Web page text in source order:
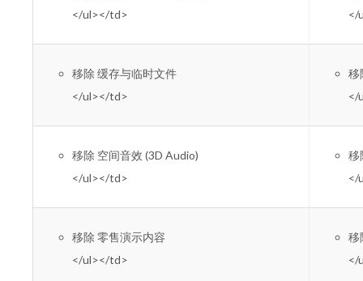
</ul></td>
</
移除 缓存与临时文件
</ul></td>
移
</
移除 空间音效 (3D Audio)
</ul></td>
移
</
移除 零售演示内容
</ul></td>
移
</